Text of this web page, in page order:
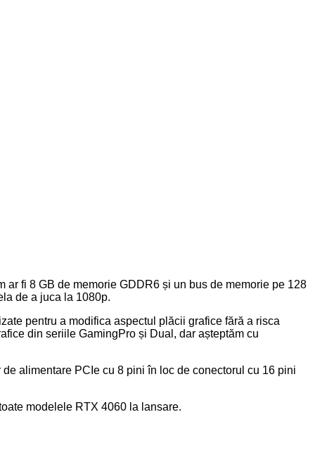
fi 8 GB de memorie GDDR6 și un bus de memorie pe 128
de a juca la 1080p.
pentru a modifica aspectul plăcii grafice fără a risca
din seriile GamingPro și Dual, dar așteptăm cu
alimentare PCIe cu 8 pini în loc de conectorul cu 16 pini
modelele RTX 4060 la lansare.